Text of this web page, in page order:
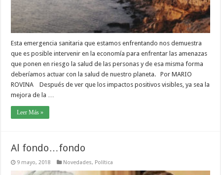
Esta emergencia sanitaria que estamos enfrentando nos demuestra
que es posible intervenir en la economía para enfrentar las amenazas
que ponen en riesgo la salud de las personas y de esa misma forma
deberíamos actuar con la salud de nuestro planeta. Por MARIO
ROVINA Después de ver que los impactos positivos visibles, ya sea la
mejora de la …
Leer Más »
Al fondo…fondo
9 mayo, 2018 Novedades, Política